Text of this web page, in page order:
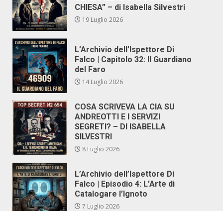
CHIESA” – di Isabella Silvestri
19 Luglio 2026
L’Archivio dell’Ispettore Di
Falco | Capitolo 32: Il Guardiano
del Faro
14 Luglio 2026
COSA SCRIVEVA LA CIA SU
ANDREOTTI E I SERVIZI
SEGRETI? – DI ISABELLA
SILVESTRI
8 Luglio 2026
L’Archivio dell’Ispettore Di
Falco | Episodio 4: L’Arte di
Catalogare l’Ignoto
7 Luglio 2026